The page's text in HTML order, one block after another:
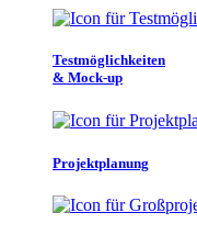
Testmöglichkeiten
& Mock-up
Projektplanung